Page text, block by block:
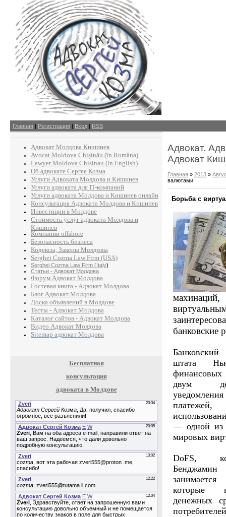
Главная | Регистрация | Вход | RSS
Адвокат Молдова Кишинев
Avocat Moldova Chișinău (în Româna)
Lawyer Moldova Chisinau (in English)
Об адвокате Сергее Козма
Услуги Адвоката Молдова и Кишинев
Услуги адвоката для IT-компаний
Услуги адвоката Молдова и Кишинев онлайн
Консультация Адвоката Молдова и Кишинев
Инвестиции в Молдове
Стоимость услуг адвоката Молдова и
Кишинев
Компании offshore
Безопасность бизнеса
Кодексы, Законы Молдовы
Serghei Cozma Law Firm (USA)
Serghei Cozma Law Firm (Italy)
Статьи - Адвокат Молдова
Форум Адвокат Молдова
Гостевая книга - Адвокат Молдова
Блог Адвокат Молдова
Доска объявлений в Молдове
Тесты - Адвокат Молдова
Каталог сайтов - Адвокат Молдова
Видео Адвокат Молдова
Sitemap адвокат Молдова
Бесплатная
консультация
адвоката в Молдове
Адвокат.
Адвокат
Главная » 2013 »
валютами
Борьба с
банковские
штата
финансовых
двум
уведомления
— одной из
мировых
DoFS,
которые
денежных